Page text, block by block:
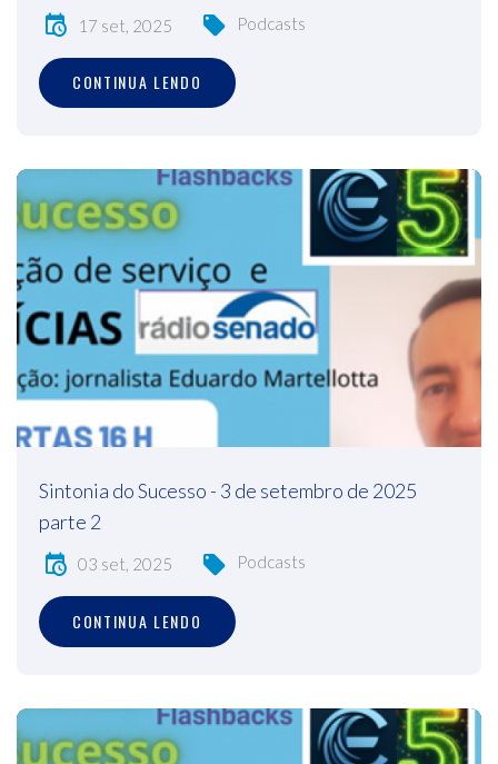
17 set, 2025 Podcasts
CONTINUA LENDO
Sintonia do Sucesso - 3 de setembro de 2025
parte 2
03 set, 2025 Podcasts
CONTINUA LENDO